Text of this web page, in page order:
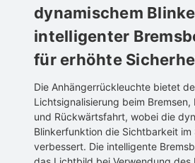
dynamischem
intelligenter
für erhöhte
Die Anhängerrückleuchte bietet
Lichtsignalisierung beim
und Rückwärtsfahrt, wobei die
Blinkerfunktion die Sichtbarkeit
verbessert. Die intelligente